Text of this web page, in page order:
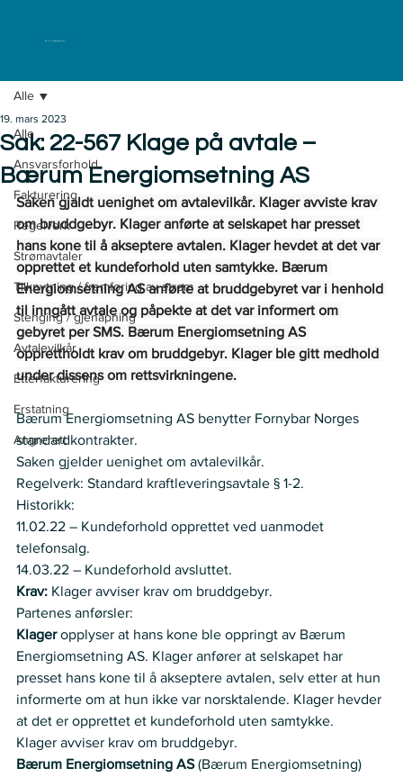
ELKLAGENEMNDA
Alle
Ansvarsforhold
Fakturering
Regelverk
Strømavtaler
Tilknytning / fremføring av strøm
Stenging / gjenåpning
Avtalevilkår
Etterfakturering
Erstatning
Angrerett
Alle
Sak: 22-567 Klage på avtale –
Bærum Energiomsetning AS
19. mars 2023
Saken gjaldt uenighet om avtalevilkår. Klager avviste krav
om bruddgebyr. Klager anførte at selskapet har presset
hans kone til å akseptere avtalen. Klager hevdet at det var
opprettet et kundeforhold uten samtykke. Bærum
Energiomsetning AS anførte at bruddgebyret var i henhold
til inngått avtale og påpekte at det var informert om
gebyret per SMS. Bærum Energiomsetning AS
opprettholdt krav om bruddgebyr. Klager ble gitt medhold
under dissens om rettsvirkningene.
Bærum Energiomsetning AS benytter Fornybar Norges
standardkontrakter.
Saken gjelder uenighet om avtalevilkår.
Regelverk: Standard kraftleveringsavtale § 1-2.
Historikk:
11.02.22 – Kundeforhold opprettet ved uanmodet
telefonsalg.
14.03.22 – Kundeforhold avsluttet.
Krav: Klager avviser krav om bruddgebyr.
Partenes anførsler:
Klager opplyser at hans kone ble oppringt av Bærum
Energiomsetning AS. Klager anfører at selskapet har
presset hans kone til å akseptere avtalen, selv etter at hun
informerte om at hun ikke var norsktalende. Klager hevder
at det er opprettet et kundeforhold uten samtykke.
Klager avviser krav om bruddgebyr.
Bærum Energiomsetning AS (Bærum Energiomsetning)